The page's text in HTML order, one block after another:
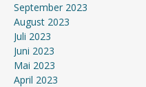
September 2023
August 2023
Juli 2023
Juni 2023
Mai 2023
April 2023